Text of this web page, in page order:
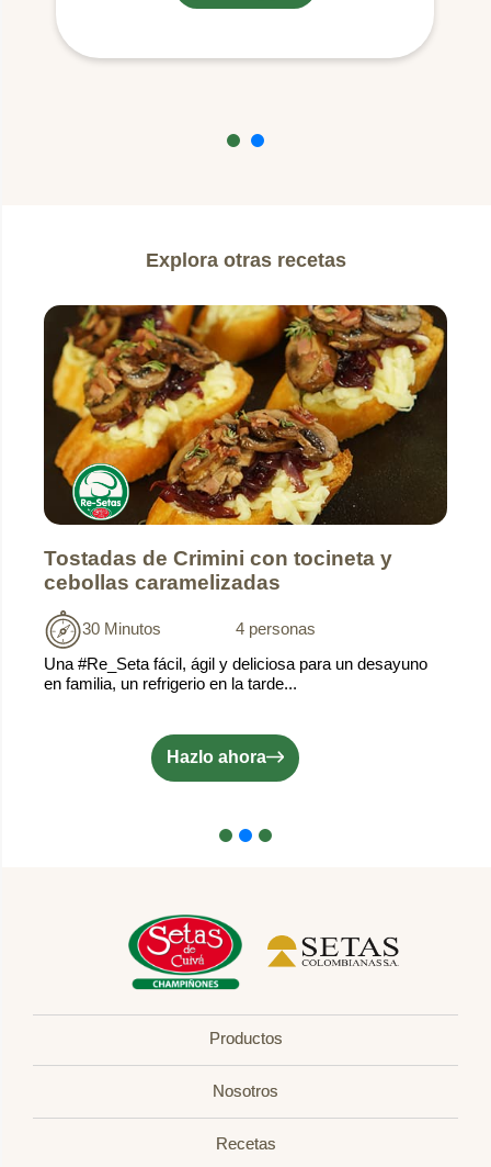
Explora otras recetas
Tostadas de Crimini con tocineta y
cebollas caramelizadas
30 Minutos
4 personas
Una #Re_Seta fácil, ágil y deliciosa para un desayuno
en familia, un refrigerio en la tarde...
Hazlo ahora
Productos
Nosotros
Recetas